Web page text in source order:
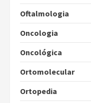
Oftalmologia
Oncologia
Oncológica
Ortomolecular
Ortopedia